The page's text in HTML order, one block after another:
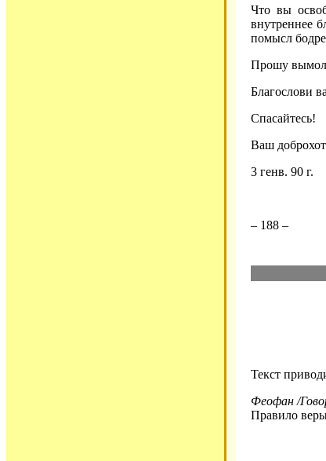
Что вы
внутреннее
помысл
Прошу
Благослови
Спасайтесь!
Ваш
3 генв. 90 г.
– 188 –
Текст
Феофан /
Правило